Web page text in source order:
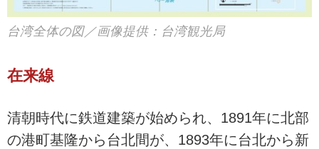
台湾全体の図／画像提供：台湾観光局
在来線
清朝時代に鉄道建築が始められ、1891年に北部
の港町基隆から台北間が、1893年に台北から新